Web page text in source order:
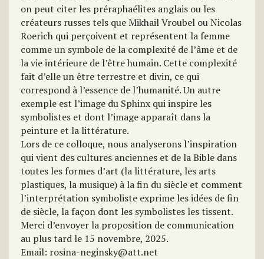
on peut citer les préraphaélites anglais ou les
créateurs russes tels que Mikhail Vroubel ou Nicolas
Roerich qui perçoivent et représentent la femme
comme un symbole de la complexité de l’âme et de
la vie intérieure de l’être humain. Cette complexité
fait d’elle un être terrestre et divin, ce qui
correspond à l’essence de l’humanité. Un autre
exemple est l’image du Sphinx qui inspire les
symbolistes et dont l’image apparaît dans la
peinture et la littérature.
Lors de ce colloque, nous analyserons l’inspiration
qui vient des cultures anciennes et de la Bible dans
toutes les formes d’art (la littérature, les arts
plastiques, la musique) à la fin du siècle et comment
l’interprétation symboliste exprime les idées de fin
de siècle, la façon dont les symbolistes les tissent.
Merci d’envoyer la proposition de communication
au plus tard le 15 novembre, 2025.
Email: rosina-neginsky@att.net